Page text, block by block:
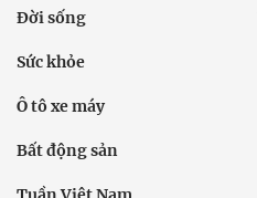
Đời sống
Sức khỏe
Ô tô xe máy
Bất động sản